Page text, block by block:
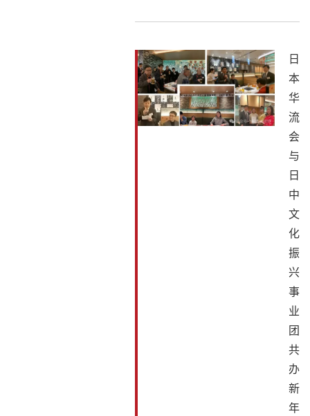
日
本
华
流
会
与
日
中
文
化
振
兴
事
业
团
共
办
新
年